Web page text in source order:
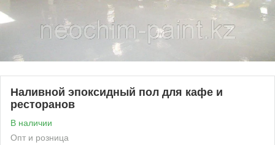
Наливной эпоксидный пол для кафе и
ресторанов
В наличии
Опт и розница